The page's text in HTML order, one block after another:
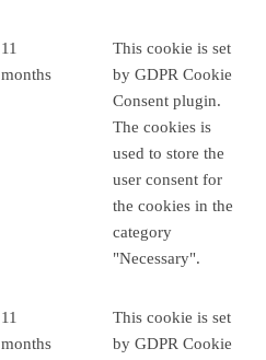
11
months
This cookie is set
by GDPR Cookie
Consent plugin.
The cookies is
used to store the
user consent for
the cookies in the
category
"Necessary".
11
months
This cookie is set
by GDPR Cookie